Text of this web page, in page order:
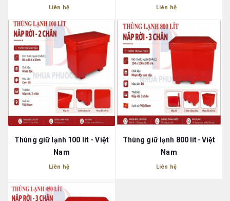
Liên hệ Liên hệ
Thùng giữ lạnh 100 lít - Việt
Nam
Liên hệ
Thùng giữ lạnh 800 lít- Việt
Nam
Liên hệ